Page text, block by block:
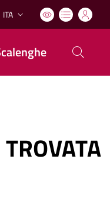
Lingua attiva:
ITA